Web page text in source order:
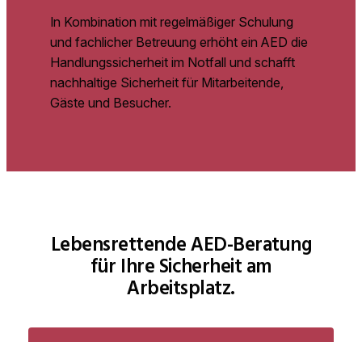
In Kombination mit regelmäßiger Schulung
und fachlicher Betreuung erhöht ein AED die
Handlungssicherheit im Notfall und schafft
nachhaltige Sicherheit für Mitarbeitende,
Gäste und Besucher.
Lebensrettende AED-Beratung
für Ihre Sicherheit am
Arbeitsplatz.